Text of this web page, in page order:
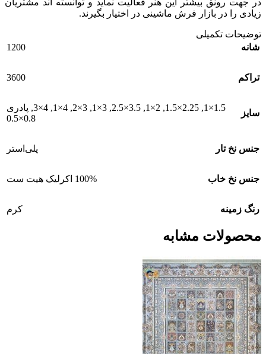
در جهت رونق بیشتر این هنر فعالیت نماید و توانسته اند مشتریان
زیادی را در بازار فرش ماشینی در اختیار بگیرند.
توضیحات تکمیلی
شانه
1200
تراکم 3600
سایز
1.5×1
,
2.25×1.5
,
2×1
,
3.5×2.5
,
3×1
,
3×2
,
4×1
,
4×3
, پادری
0.8×0.5
جنس نخ تار پلی‌استر
جنس نخ خاب 100% اکرلیک هیت ست
رنگ زمینه کرم
محصولات مشابه